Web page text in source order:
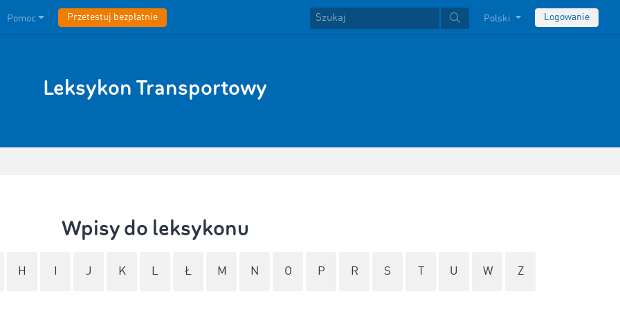
Pomoc Przetestuj bezpłatnie Polski Logowanie
Leksykon Transportowy
Wpisy do leksykonu
H J K L Ł M N O P R S U W Z